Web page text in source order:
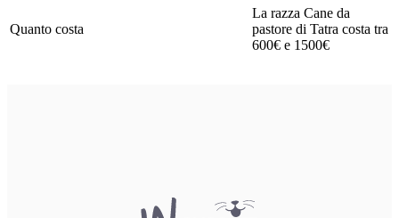
Quanto costa
La razza Cane da
pastore di Tatra costa tra
600€ e 1500€